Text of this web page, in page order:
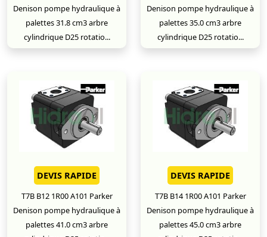
Denison pompe hydraulique à
palettes 31.8 cm3 arbre
cylindrique D25 rotatio...
Denison pompe hydraulique à
palettes 35.0 cm3 arbre
cylindrique D25 rotatio...
DEVIS RAPIDE
T7B B12 1R00 A101 Parker
Denison pompe hydraulique à
palettes 41.0 cm3 arbre
DEVIS RAPIDE
T7B B14 1R00 A101 Parker
Denison pompe hydraulique à
palettes 45.0 cm3 arbre